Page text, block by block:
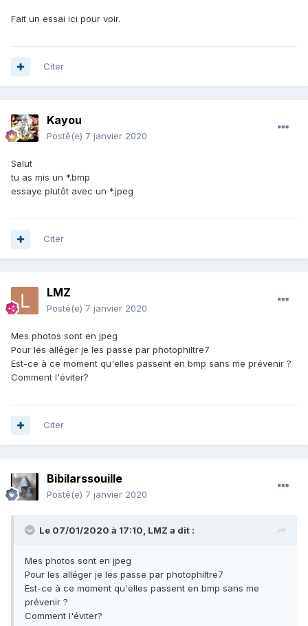
Fait un essai ici pour voir.
Citer
Kayou
Posté(e) 7 janvier 2020
Salut
tu as mis un *.bmp
essaye plutôt avec un *.jpeg
Citer
LMZ
Posté(e) 7 janvier 2020
Mes photos sont en jpeg
Pour les alléger je les passe par photophiltre7
Est-ce à ce moment qu'elles passent en bmp sans me prévenir ?
Comment l'éviter?
Citer
Bibilarssouille
Posté(e) 7 janvier 2020
Le 07/01/2020 à 17:10, LMZ a dit :
Mes photos sont en jpeg
Pour les alléger je les passe par photophiltre7
Est-ce à ce moment qu'elles passent en bmp sans me
prévenir ?
Comment l'éviter?